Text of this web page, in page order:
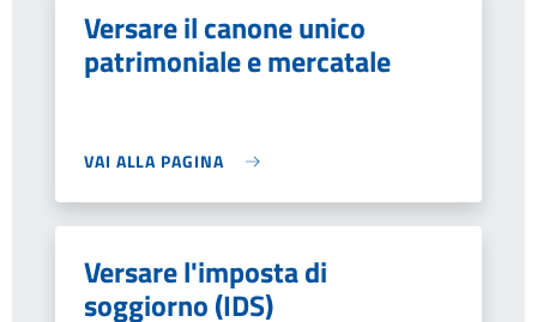
Versare il canone unico
patrimoniale e mercatale
VAI ALLA PAGINA
Versare l'imposta di
soggiorno (IDS)